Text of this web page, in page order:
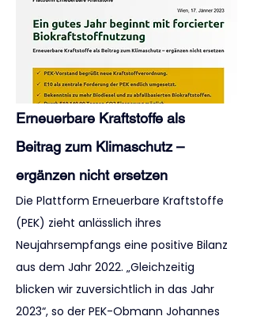
Erneuerbare Kraftstoffe als
Beitrag zum Klimaschutz –
ergänzen nicht ersetzen
Die Plattform Erneuerbare Kraftstoffe
(PEK) zieht anlässlich ihres
Neujahrsempfangs eine positive Bilanz
aus dem Jahr 2022. „Gleichzeitig
blicken wir zuversichtlich in das Jahr
2023“, so der PEK-Obmann Johannes